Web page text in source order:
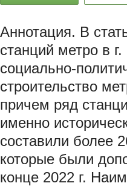
В
станций метро в
социально-
строительство
причем ряд
именно
составили более
которые были
конце 2022 г.